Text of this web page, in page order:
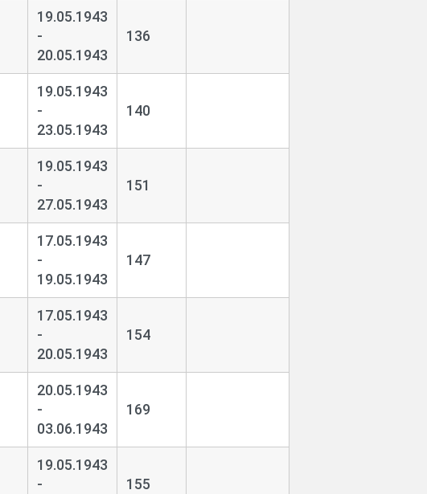
19.05.1943
-
20.05.1943
136
19.05.1943
-
23.05.1943
140
19.05.1943
-
27.05.1943
151
17.05.1943
-
19.05.1943
147
17.05.1943
-
20.05.1943
154
20.05.1943
-
03.06.1943
169
19.05.1943
-
155